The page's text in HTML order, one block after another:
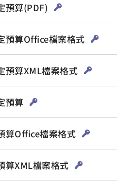
預算(PDF)
預算Office檔案格式
預算XML檔案格式
預算
算Office檔案格式
算XML檔案格式